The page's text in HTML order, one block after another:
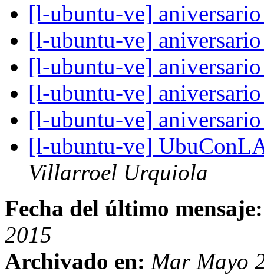
[l-ubuntu-ve]
[l-ubuntu-ve]
[l-ubuntu-ve]
[l-ubuntu-ve]
[l-ubuntu-ve]
[l-ubuntu-ve]
Villarroel Urquiola
Fecha del último mensaje:
2015
Archivado en: Mar Mayo